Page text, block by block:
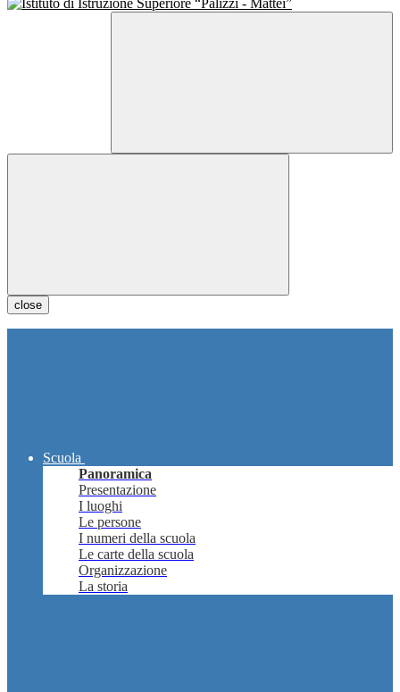
close
Scuola
Panoramica
Presentazione
I luoghi
Le persone
I numeri della scuola
Le carte della scuola
Organizzazione
La storia